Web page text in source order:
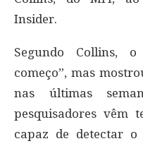
Insider.
Segundo Collins,
começo”, mas
nas últimas
pesquisadores vêm
capaz de detectar o